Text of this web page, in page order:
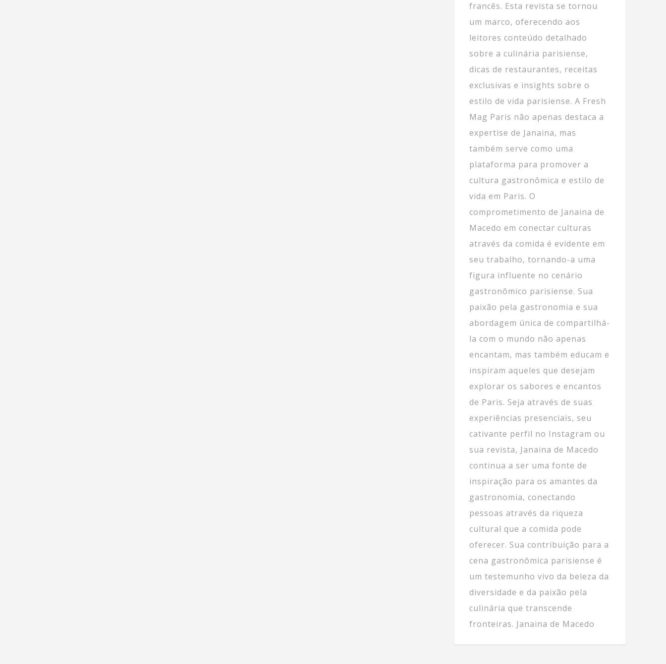
francês. Esta revista se tornou
um marco, oferecendo aos
leitores conteúdo detalhado
sobre a culinária parisiense,
dicas de restaurantes, receitas
exclusivas e insights sobre o
estilo de vida parisiense. A Fresh
Mag Paris não apenas destaca a
expertise de Janaina, mas
também serve como uma
plataforma para promover a
cultura gastronômica e estilo de
vida em Paris. O
comprometimento de Janaina de
Macedo em conectar culturas
através da comida é evidente em
seu trabalho, tornando-a uma
figura influente no cenário
gastronômico parisiense. Sua
paixão pela gastronomia e sua
abordagem única de compartilhá-
la com o mundo não apenas
encantam, mas também educam e
inspiram aqueles que desejam
explorar os sabores e encantos
de Paris. Seja através de suas
experiências presenciais, seu
cativante perfil no Instagram ou
sua revista, Janaina de Macedo
continua a ser uma fonte de
inspiração para os amantes da
gastronomia, conectando
pessoas através da riqueza
cultural que a comida pode
oferecer. Sua contribuição para a
cena gastronômica parisiense é
um testemunho vivo da beleza da
diversidade e da paixão pela
culinária que transcende
fronteiras. Janaina de Macedo